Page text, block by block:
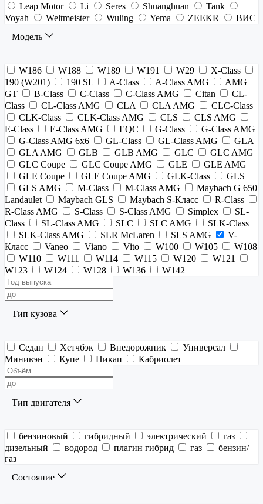
Leap Motor
Li Seres Shuanghuan
Tank
Voyah
Weltmeister Wuling Yema ZEEKR
ВИС
Модель
W186 W188 W189 W191 W29
X-Class
190 (W201)
190 SL A-Class A-Class AMG
AMG
GT
B-Class C-Class C-Class AMG Citan
CL-
Class
CL-Class AMG CLA CLA AMG
CLC-Class
CLK-Class
CLK-Class AMG CLS
CLS AMG
E-Class
E-Class AMG EQC G-Class
G-Class AMG
G-Class AMG 6x6
GL-Class GL-Class AMG
GLA
GLA AMG
GLB GLB AMG GLC
GLC AMG
GLC Coupe
GLC Coupe AMG GLE
GLE AMG
GLE Coupe
GLE Coupe AMG GLK-Class
GLS
GLS AMG
M-Class M-Class AMG
Maybach G 650
Landaulet
Maybach GLS Maybach S-Класс
R-Class
R-Class AMG
S-Class S-Class AMG Simplex
SL-
Class
SL-Class AMG SLC SLC AMG
SLK-Class
SLK-Class AMG
SLR McLaren SLS AMG
V-
Класс
Vaneo Viano Vito W100 W105
W108
W110
W111 W114 W115 W120
W121
W123
W124 W128 W136 W142
Тип кузова
Седан Хетчбэк Внедорожник
Универсал
Минивэн
Купе Пикап Кабриолет
Тип двигателя
бензиновый гибридный электрический
газ
дизельный
водород плагин гибрид газ
бензин/
газ
Состояние